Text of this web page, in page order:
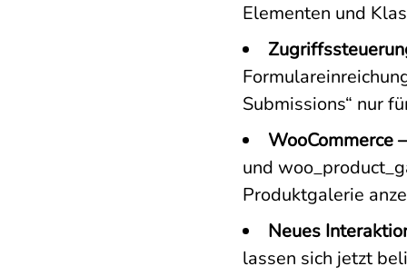
Elementen und
Submissions“ nur
WooCommerce
und
Produktgalerie
Neues
lassen sich jetzt